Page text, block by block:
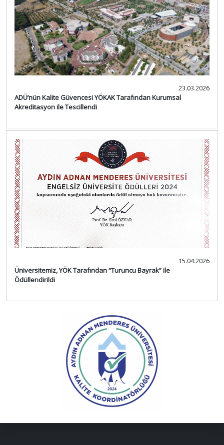
23.03.2026
ADÜ’nün Kalite Güvencesi YÖKAK Tarafından Kurumsal
Akreditasyon ile Tescillendi
15.04.2026
Üniversitemiz, YÖK Tarafından “Turuncu Bayrak” ile
Ödüllendirildi